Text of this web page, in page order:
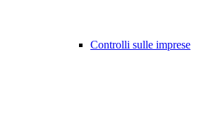
Controlli sulle imprese